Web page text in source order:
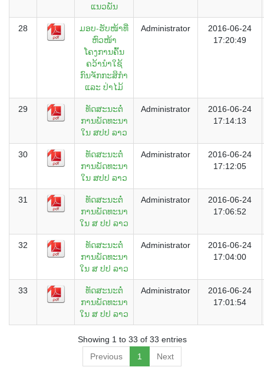
ແນວພັນ
28
ມອບ-ຮັບໜ້າທີ່
ຫົວໜ້າ
ໂຄງການຄົ້ນ
ຄວ້ານຳໃຊ້
ກົນຈັກກະສິກຳ
ແລະ ປ່າໄມ້
Administrator
2016-06-24
17:20:49
29
ທັດສະນະຕໍ່
ການພັດທະນາ
ໃນ ສປປ ລາວ
Administrator
2016-06-24
17:14:13
30
ທັດສະນະຕໍ່
ການພັດທະນາ
ໃນ ສປປ ລາວ
Administrator
2016-06-24
17:12:05
31
ທັດສະນະຕໍ່
ການພັດທະນາ
ໃນ ສ ປປ ລາວ
Administrator
2016-06-24
17:06:52
32
ທັດສະນະຕໍ່
ການພັດທະນາ
ໃນ ສ ປປ ລາວ
Administrator
2016-06-24
17:04:00
33
ທັດສະນະຕໍ່
ການພັດທະນາ
ໃນ ສ ປປ ລາວ
Administrator
2016-06-24
17:01:54
Showing 1 to 33 of 33 entries
Previous
1 Next